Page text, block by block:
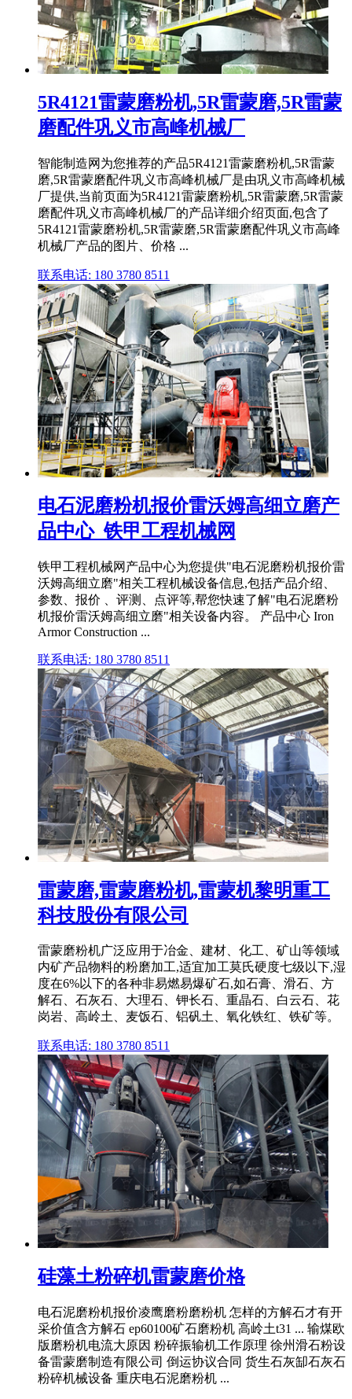
5R4121雷蒙磨粉机,5R雷蒙磨,5R雷蒙
磨配件巩义市高峰机械厂
智能制造网为您推荐的产品5R4121雷蒙磨粉机,5R雷蒙
磨,5R雷蒙磨配件巩义市高峰机械厂是由巩义市高峰机械
厂提供,当前页面为5R4121雷蒙磨粉机,5R雷蒙磨,5R雷蒙
磨配件巩义市高峰机械厂的产品详细介绍页面,包含了
5R4121雷蒙磨粉机,5R雷蒙磨,5R雷蒙磨配件巩义市高峰
机械厂产品的图片、价格 ...
联系电话: 180 3780 8511
电石泥磨粉机报价雷沃姆高细立磨产
品中心_铁甲工程机械网
铁甲工程机械网产品中心为您提供"电石泥磨粉机报价雷
沃姆高细立磨"相关工程机械设备信息,包括产品介绍、
参数、报价 、评测、点评等,帮您快速了解"电石泥磨粉
机报价雷沃姆高细立磨"相关设备内容。 产品中心 Iron
Armor Construction ...
联系电话: 180 3780 8511
雷蒙磨,雷蒙磨粉机,雷蒙机黎明重工
科技股份有限公司
雷蒙磨粉机广泛应用于冶金、建材、化工、矿山等领域
内矿产品物料的粉磨加工,适宜加工莫氏硬度七级以下,湿
度在6%以下的各种非易燃易爆矿石,如石膏、滑石、方
解石、石灰石、大理石、钾长石、重晶石、白云石、花
岗岩、高岭土、麦饭石、铝矾土、氧化铁红、铁矿等。
联系电话: 180 3780 8511
硅藻土粉碎机雷蒙磨价格
电石泥磨粉机报价凌鹰磨粉磨粉机 怎样的方解石才有开
采价值含方解石 ep60100矿石磨粉机 高岭土t31 ... 输煤欧
版磨粉机电流大原因 粉碎振输机工作原理 徐州滑石粉设
备雷蒙磨制造有限公司 倒运协议合同 货生石灰缷石灰石
粉碎机械设备 重庆电石泥磨粉机 ...